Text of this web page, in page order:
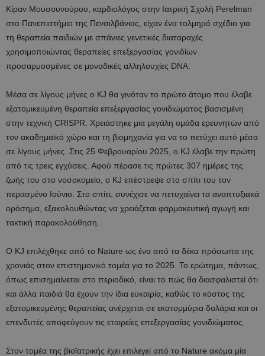
Κίραν Μουσουνούρου, καρδιολόγος στην Ιατρική Σχολή Perelman
στο Πανεπιστήμιο της Πενσιλβάνιας, είχαν ένα τολμηρό σχέδιο για
τη θεραπεία παιδιών με σπάνιες γενετικές διαταραχές
χρησιμοποιώντας θεραπείες επεξεργασίας γονιδίων
προσαρμοσμένες σε μοναδικές αλληλουχίες DNA.
Μέσα σε λίγους μήνες ο KJ θα γινόταν το πρώτο άτομο που έλαβε
εξατομικευμένη θεραπεία επεξεργασίας γονιδιώματος βασισμένη
στην τεχνική CRISPR. Χρειάστηκε μια μεγάλη ομάδα ερευνητών από
τον ακαδημαϊκό χώρο και τη βιομηχανία για να το πετύχει αυτό μέσα
σε λίγους μήνες. Στις 25 Φεβρουαρίου 2025, ο KJ έλαβε την πρώτη
από τις τρεις εγχύσεις. Αφού πέρασε τις πρώτες 307 ημέρες της
ζωής του στο νοσοκομείο, ο KJ επέστρεψε στο σπίτι του τον
περασμένο Ιούνιο. Στο σπίτι, συνέχισε να πετυχαίνει τα αναπτυξιακά
ορόσημα, εξακολουθώντας να χρειάζεται φαρμακευτική αγωγή και
τακτική παρακολούθηση.
O KJ επιλέχθηκε από το Nature ως ένα από τα δέκα πρόσωπα της
χρονιάς στον επιστημονικό τομέα για το 2025. Το ερώτημα, πάντως,
όπως επισημαίνεται στο περιοδικό, είναι το πώς θα διασφαλιστεί ότι
και άλλα παιδιά θα έχουν την ίδια ευκαιρία, καθώς το κόστος της
εξατομικευμένης θεραπείας ανέρχεται σε εκατομμύρια δολάρια και οι
επενδυτές αποφεύγουν τις εταιρείες επεξεργασίας γονιδιώματος.
Στον τομέα της βιοϊατρικής έχει επιλεγεί από το Nature ακόμα μία